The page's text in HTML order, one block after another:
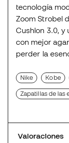
tecnología
Zoom Strobel
Cushlon 3.0, y
con mejor
perder la
Nike Kobe
Zapatillas de las
Valoraciones